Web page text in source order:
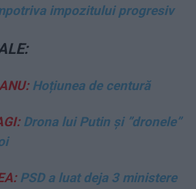
impozitului progresiv
Hoțiunea de centură
Drona lui Putin și ”dronele”
PSD a luat deja 3 ministere